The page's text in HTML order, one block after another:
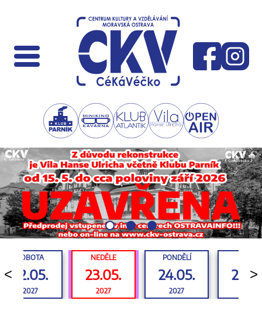
<
SOBOTA
22.05.
2027
NEDĚLE
23.05.
2027
PONDĚLÍ
24.05.
2027
>